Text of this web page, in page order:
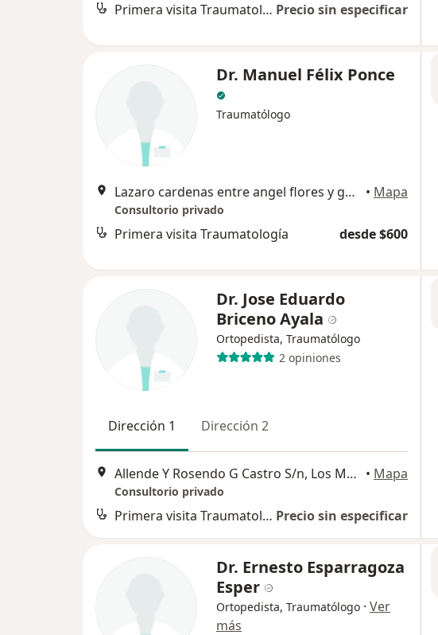
Primera visita Traumatología Precio sin especificar
Dr. Manuel Félix Ponce
Traumatólogo
Lazaro cardenas entre angel flores y guerrero No. 526. suite 2, col. centro, los mochis sinaloa., Los Mochis • Mapa
Consultorio privado
Primera visita Traumatología desde $600
Dr. Jose Eduardo
Briceno Ayala
Ortopedista, Traumatólogo
2 opiniones
Dirección 1 Dirección 2
Allende Y Rosendo G Castro S/n, Los Mochis • Mapa
Consultorio privado
Primera visita Traumatología Precio sin especificar
Dr. Ernesto Esparragoza
Esper
Ortopedista, Traumatólogo · Ver
más